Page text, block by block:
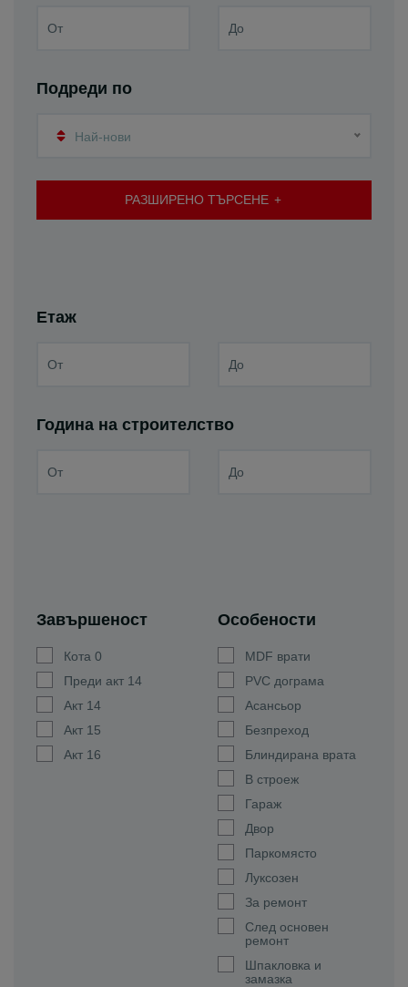
Подреди по
Най-нови
РАЗШИРЕНО ТЪРСЕНЕ
Етаж
Година на строителство
Завършеност
Кота 0
Преди акт 14
Акт 14
Акт 15
Акт 16
Особености
MDF врати
PVC дограма
Асансьор
Безпреход
Блиндирана врата
В строеж
Гараж
Двор
Паркомясто
Луксозен
За ремонт
След основен
ремонт
Шпакловка и
замазка